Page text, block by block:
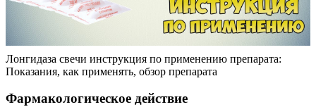
Лонгидаза свечи инструкция по применению препарата:
Показания, как применять, обзор препарата
Фармакологическое действие